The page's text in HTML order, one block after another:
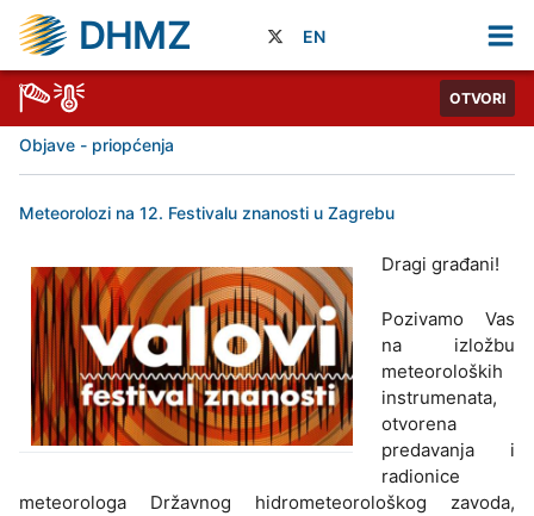
DHMZ EN
OTVORI
Objave - priopćenja
Meteorolozi na 12. Festivalu znanosti u Zagrebu
Dragi građani!
Pozivamo Vas
na izložbu
meteoroloških
instrumenata,
otvorena
predavanja i
radionice
meteorologa Državnog hidrometeorološkog zavoda,